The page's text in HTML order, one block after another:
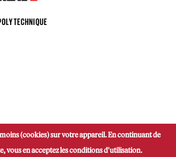
(cookies) sur votre appareil. En continuant de
vous en acceptez les conditions d'utilisation.